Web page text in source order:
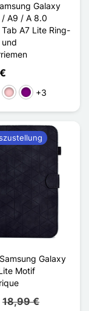
Galaxy
/ A9 / A 8.0
A7 Lite Ring-
PinkViolett
+3
Galaxy
Motif
18,99 €